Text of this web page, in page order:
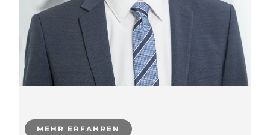
MEHR ERFAHREN